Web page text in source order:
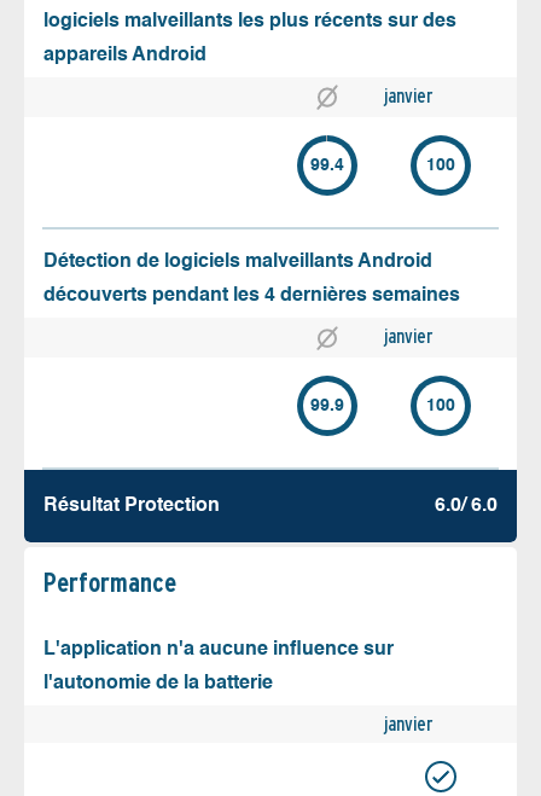
logiciels malveillants les plus récents sur des
appareils Android
janvier
99.4 100
Détection de logiciels malveillants Android
découverts pendant les 4 dernières semaines
janvier
99.9 100
Résultat Protection 6.0/ 6.0
Performance
L'application n'a aucune influence sur
l'autonomie de la batterie
janvier